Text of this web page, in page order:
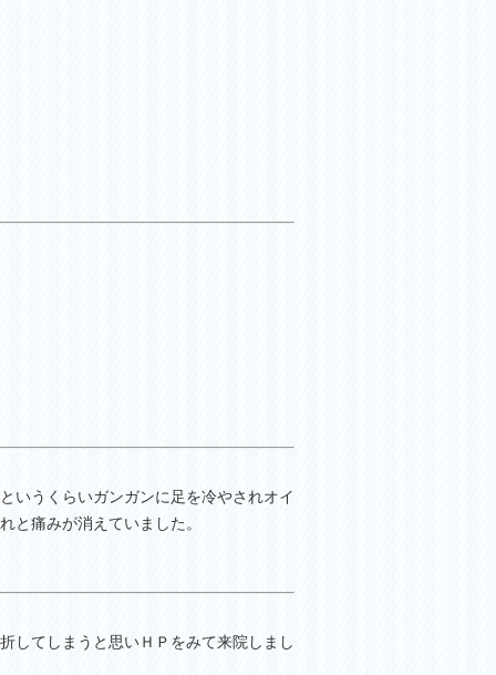
いうくらいガンガンに足を冷やされオイ
痛みが消えていました。
してしまうと思いＨＰをみて来院しまし